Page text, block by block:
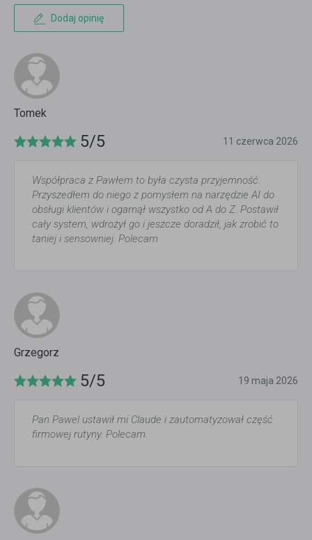
Dodaj opinię
Tomek
5/5 11 czerwca 2026
Współpraca z Pawłem to była czysta przyjemność.
Przyszedłem do niego z pomysłem na narzędzie AI do
obsługi klientów i ogarnął wszystko od A do Z. Postawił
cały system, wdrożył go i jeszcze doradził, jak zrobić to
taniej i sensowniej. Polecam
Grzegorz
5/5 19 maja 2026
Pan Pawel ustawił mi Claude i zautomatyzował część
firmowej rutyny. Polecam.